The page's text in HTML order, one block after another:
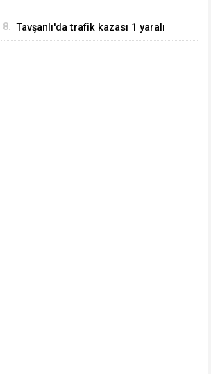
8. Tavşanlı'da trafik kazası 1 yaralı